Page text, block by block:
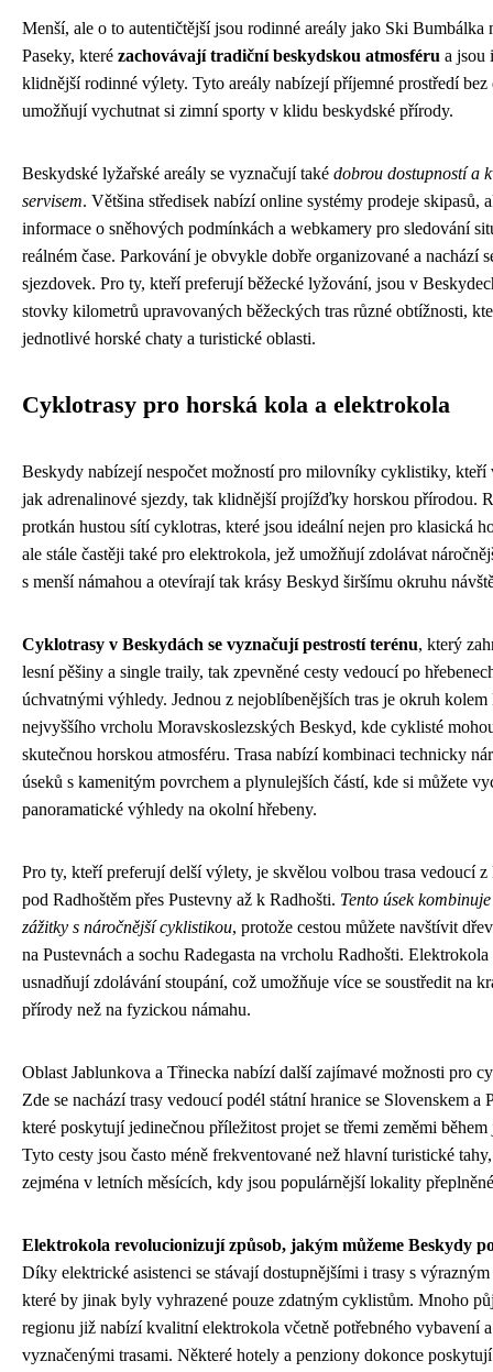
Menší, ale o to autentičtější jsou rodinné areály jako Ski Bumbálka
Paseky, které zachovávají tradiční beskydskou atmosféru a jsou
klidnější rodinné výlety. Tyto areály nabízejí příjemné prostředí bez
umožňují vychutnat si zimní sporty v klidu beskydské přírody.
Beskydské lyžařské areály se vyznačují také dobrou dostupností a
servisem. Většina středisek nabízí online systémy prodeje skipasů,
informace o sněhových podmínkách a webkamery pro sledování
reálném čase. Parkování je obvykle dobře organizované a nachází
sjezdovek. Pro ty, kteří preferují běžecké lyžování, jsou v
stovky kilometrů upravovaných běžeckých tras různé obtížnosti,
jednotlivé horské chaty a turistické oblasti.
Cyklotrasy pro horská kola a elektrokola
Beskydy nabízejí nespočet možností pro milovníky cyklistiky, kteří
jak adrenalinové sjezdy, tak klidnější projížďky horskou přírodou.
protkán hustou sítí cyklotras, které jsou ideální nejen pro klasická
ale stále častěji také pro elektrokola, jež umožňují zdolávat
s menší námahou a otevírají tak krásy Beskyd širšímu okruhu
Cyklotrasy v Beskydách se vyznačují pestrostí terénu, který
lesní pěšiny a single traily, tak zpevněné cesty vedoucí po
úchvatnými výhledy. Jednou z nejoblíbenějších tras je okruh kolem
nejvyššího vrcholu Moravskoslezských Beskyd, kde cyklisté
skutečnou horskou atmosféru. Trasa nabízí kombinaci technicky
úseků s kamenitým povrchem a plynulejších částí, kde si můžete
panoramatické výhledy na okolní hřebeny.
Pro ty, kteří preferují delší výlety, je skvělou volbou trasa vedoucí z
pod Radhoštěm přes Pustevny až k Radhošti. Tento úsek
zážitky s náročnější cyklistikou, protože cestou můžete navštívit
na Pustevnách a sochu Radegasta na vrcholu Radhošti.
usnadňují zdolávání stoupání, což umožňuje více se soustředit na
přírody než na fyzickou námahu.
Oblast Jablunkova a Třinecka nabízí další zajímavé možnosti pro
Zde se nachází trasy vedoucí podél státní hranice se Slovenskem a
které poskytují jedinečnou příležitost projet se třemi zeměmi během
Tyto cesty jsou často méně frekventované než hlavní turistické
zejména v letních měsících, kdy jsou populárnější lokality
Elektrokola revolucionizují způsob, jakým můžeme Beskydy
Díky elektrické asistenci se stávají dostupnějšími i trasy s
které by jinak byly vyhrazené pouze zdatným cyklistům. Mnoho
regionu již nabízí kvalitní elektrokola včetně potřebného vybavení
vyznačenými trasami. Některé hotely a penziony dokonce